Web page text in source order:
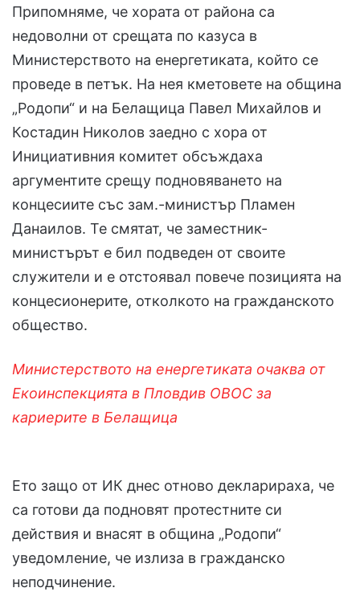
Припомняме, че хората от района са
недоволни от срещата по казуса в
Министерството на енергетиката, който се
проведе в петък. На нея кметовете на община
„Родопи“ и на Белащица Павел Михайлов и
Костадин Николов заедно с хора от
Инициативния комитет обсъждаха
аргументите срещу подновяването на
концесиите със зам.-министър Пламен
Данаилов. Те смятат, че заместник-
министърът е бил подведен от своите
служители и е отстоявал повече позицията на
концесионерите, отколкото на гражданското
общество.
Министерството на енергетиката очаква от
Екоинспекцията в Пловдив ОВОС за
кариерите в Белащица
Ето защо от ИК днес отново декларираха, че
са готови да подновят протестните си
действия и внасят в община „Родопи“
уведомление, че излиза в гражданско
неподчинение.